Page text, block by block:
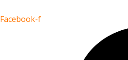
Facebook-f